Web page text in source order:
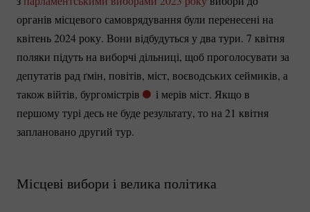
органів місцевого самоврядування були перенесені на
квітень 2024 року. Вони відбудуться у два тури. 7 квітня
поляки підуть на виборчі дільниці, щоб проголосувати за
депутатів рад ґмін, повітів, міст, воєводських сеймиків, а
також війтів, бургомістрів
і мерів міст. Якщо в
першому турі десь не буде результату, то на 21 квітня
заплановано другий тур.
Місцеві вибори і велика політика